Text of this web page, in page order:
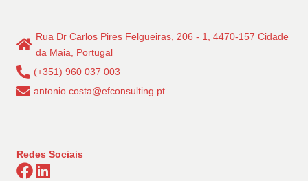
Rua Dr Carlos Pires Felgueiras, 206 - 1, 4470-157 Cidade
da Maia, Portugal
(+351) 960 037 003
antonio.costa@efconsulting.pt
Redes Sociais